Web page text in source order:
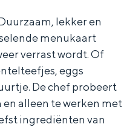
lekker en
menukaart
verrast wordt. Of
eggs
De chef probeert
alleen te werken met
ingrediënten van